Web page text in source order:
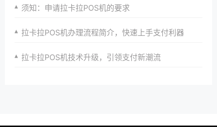
须知：申请拉卡拉POS机的要求
拉卡拉POS机办理流程简介，快速上手支付利器
拉卡拉POS机技术升级，引领支付新潮流